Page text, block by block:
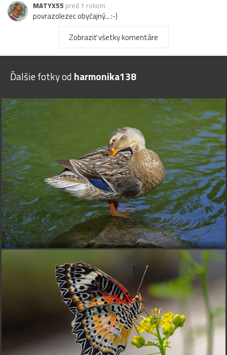
MATYX55 pred 1 rokom
povrazolezec obyčajný... :-)
Zobraziť všetky komentáre
Ďalšie fotky od harmonika138